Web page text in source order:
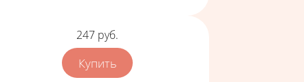
Цена
247 руб.